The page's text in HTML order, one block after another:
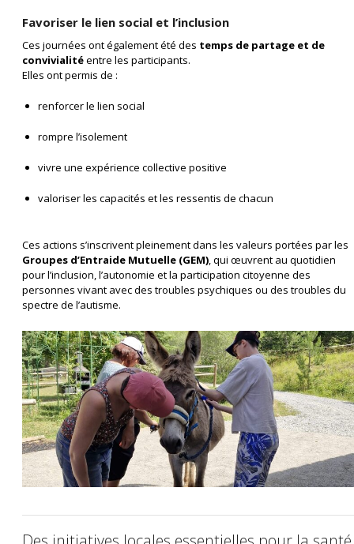
Favoriser le lien social et l’inclusion
Ces journées ont également été des temps de partage et de
convivialitéentre les participants.
Elles ont permis de :
renforcer le lien social
rompre l’isolement
vivre une expérience collective positive
valoriser les capacités et les ressentis de chacun
Ces actions s’inscrivent pleinement dans les valeurs portées par les
Groupes d’Entraide Mutuelle (GEM), qui œuvrent au quotidien
pour l’inclusion, l’autonomie et la participation citoyenne des
personnes vivant avec des troubles psychiques ou des troubles du
spectre de l’autisme.